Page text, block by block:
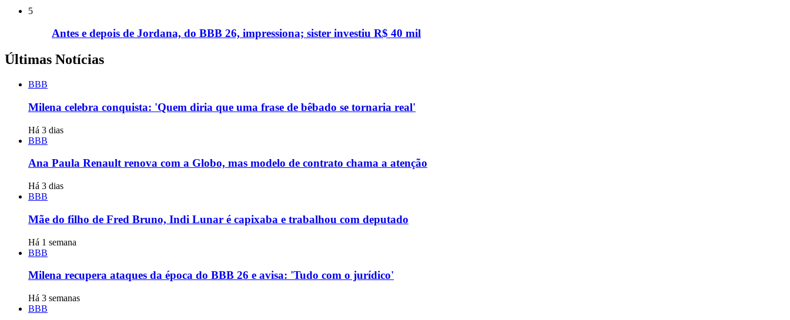
5
Antes e depois de Jordana, do BBB 26, impressiona; sister investiu R$ 40 mil
Últimas Notícias
BBB
Milena celebra conquista: 'Quem diria que uma frase de bêbado se tornaria real'
Há 3 dias
BBB
Ana Paula Renault renova com a Globo, mas modelo de contrato chama a atenção
Há 3 dias
BBB
Mãe do filho de Fred Bruno, Indi Lunar é capixaba e trabalhou com deputado
Há 1 semana
BBB
Milena recupera ataques da época do BBB 26 e avisa: 'Tudo com o jurídico'
Há 3 semanas
BBB